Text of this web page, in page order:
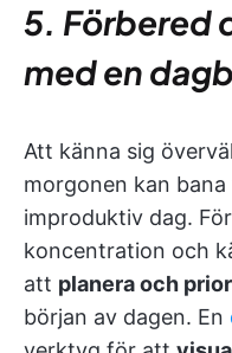
5. Förbered
med en
Att känna sig
morgonen kan
improduktiv dag.
koncentration och
att planera och
början av dagen. En